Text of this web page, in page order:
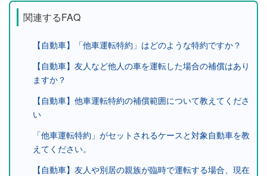
関連するFAQ
【自動車】「他車運転特約」はどのような特約ですか？
【自動車】友人など他人の車を運転した場合の補償はあり
ますか？
【自動車】他車運転特約の補償範囲について教えてくださ
い
「他車運転特約」がセットされるケースと対象自動車を教
えてください。
【自動車】友人や別居の親族が臨時で運転する場合、現在